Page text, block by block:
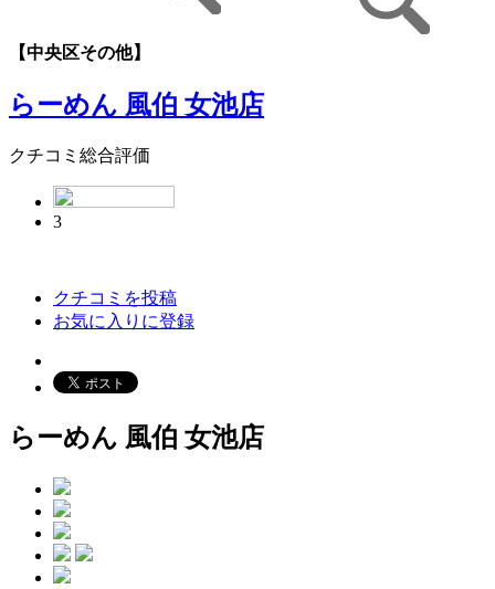
【中央区その他】
らーめん 風伯 女池店
クチコミ総合評価
3
クチコミを投稿
お気に入りに登録
らーめん 風伯 女池店